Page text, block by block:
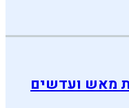
מאש ועדשים